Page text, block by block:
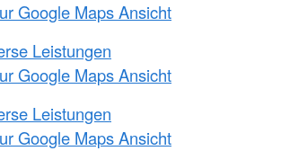
Google Maps Ansicht
Leistungen
Google Maps Ansicht
Leistungen
Google Maps Ansicht